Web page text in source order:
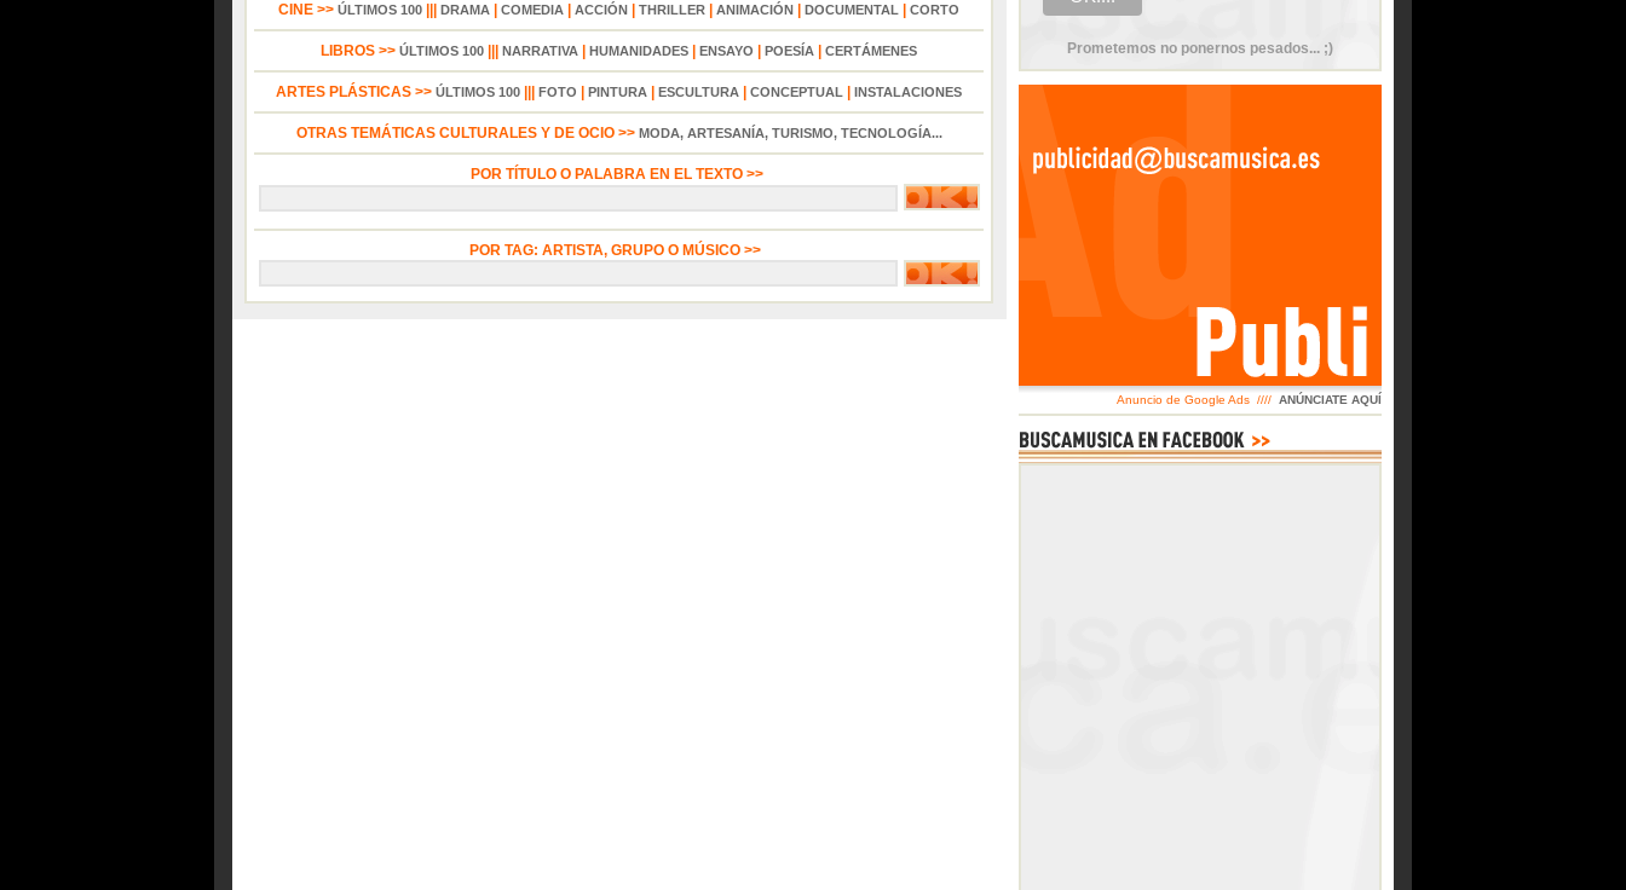
CINE >> ÚLTIMOS 100 DRAMA COMEDIA ACCIÓN THRILLER ANIMACIÓN DOCUMENTAL CORTO
LIBROS >> ÚLTIMOS 100 NARRATIVA HUMANIDADES ENSAYO POESÍA CERTÁMENES
ARTES PLÁSTICAS >> ÚLTIMOS 100 FOTO PINTURA ESCULTURA CONCEPTUAL INSTALACIONES
OTRAS TEMÁTICAS CULTURALES Y DE OCIO >> MODA, ARTESANÍA, TURISMO, TECNOLOGÍA...
POR TÍTULO O PALABRA EN EL TEXTO >>
POR TAG: ARTISTA, GRUPO O MÚSICO >>
Prometemos no ponernos pesados... ;)
Anuncio de Google Ads //// ANÚNCIATE AQUÍ